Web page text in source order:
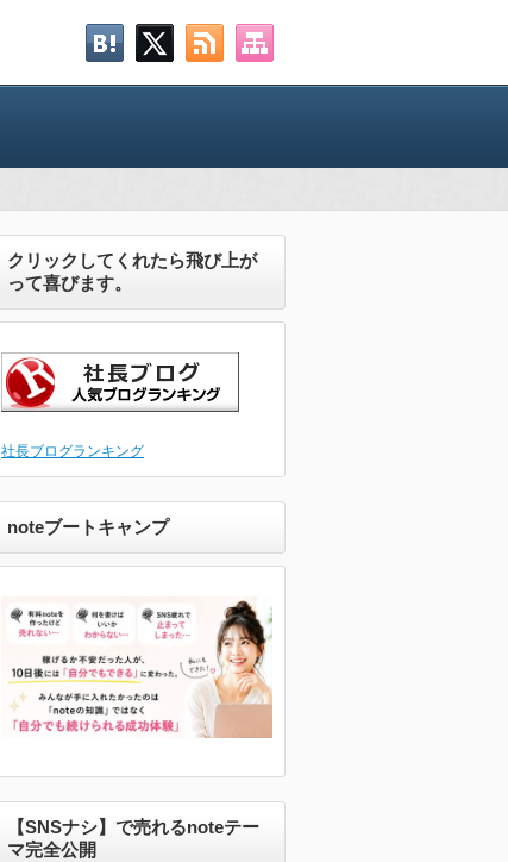
クリックしてくれたら飛び上が
って喜びます。
社長ブログランキング
noteブートキャンプ
【SNSナシ】で売れるnoteテー
マ完全公開